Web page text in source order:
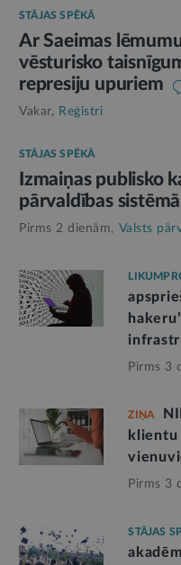
STĀJAS SPĒKĀ
Ar Saeimas
vēsturisko
represiju upuriem
Vakar, Reģistri
STĀJAS SPĒKĀ
Izmaiņas publisko
pārvaldības sistēmā
Pirms 2 dienām, Valsts
Pirms 3
ZIŅA
klientu
Pirms 3
STĀJAS